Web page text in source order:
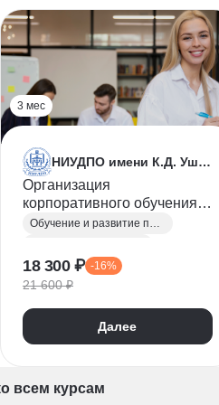
3 мес
НИУДПО имени К.Д. Ушинского
Организация
корпоративного обучения и
технологии развитияОбучение и развитие персонала
18 300 ₽ -16%
21 600 ₽
Далее
всем курсам